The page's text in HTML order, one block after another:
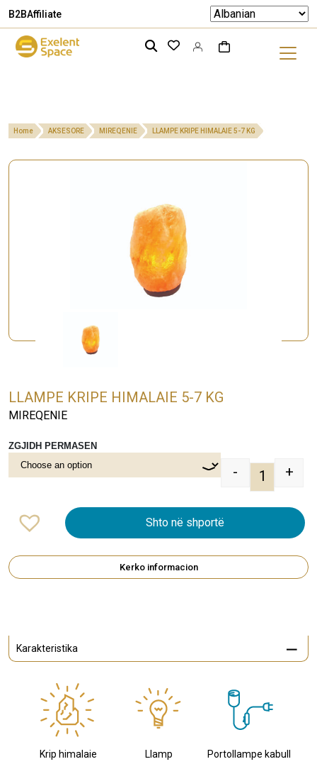
B2BAffiliate
Home AKSESORE MIREQENIE LLAMPE KRIPE HIMALAIE 5-7 KG
LLAMPE KRIPE HIMALAIE 5-7 KG
MIREQENIE
ZGJIDH PERMASEN
LLAMPE
- +
Shto në shportë
Kerko informacion
Karakteristika
Krip himalaie Llamp
Portollampe kabull